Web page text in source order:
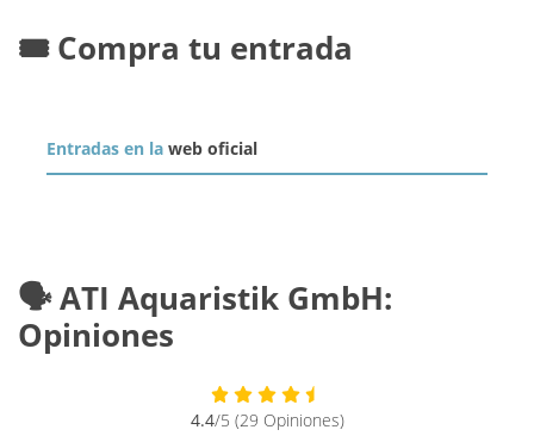
🎟️ Compra tu entrada
Entradas en la web oficial
🗣️ ATI Aquaristik GmbH:
Opiniones
4.4/5 (29 Opiniones)